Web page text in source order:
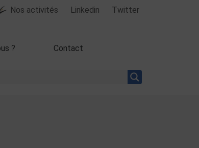
Nos activités Linkedin Twitter
? Contact